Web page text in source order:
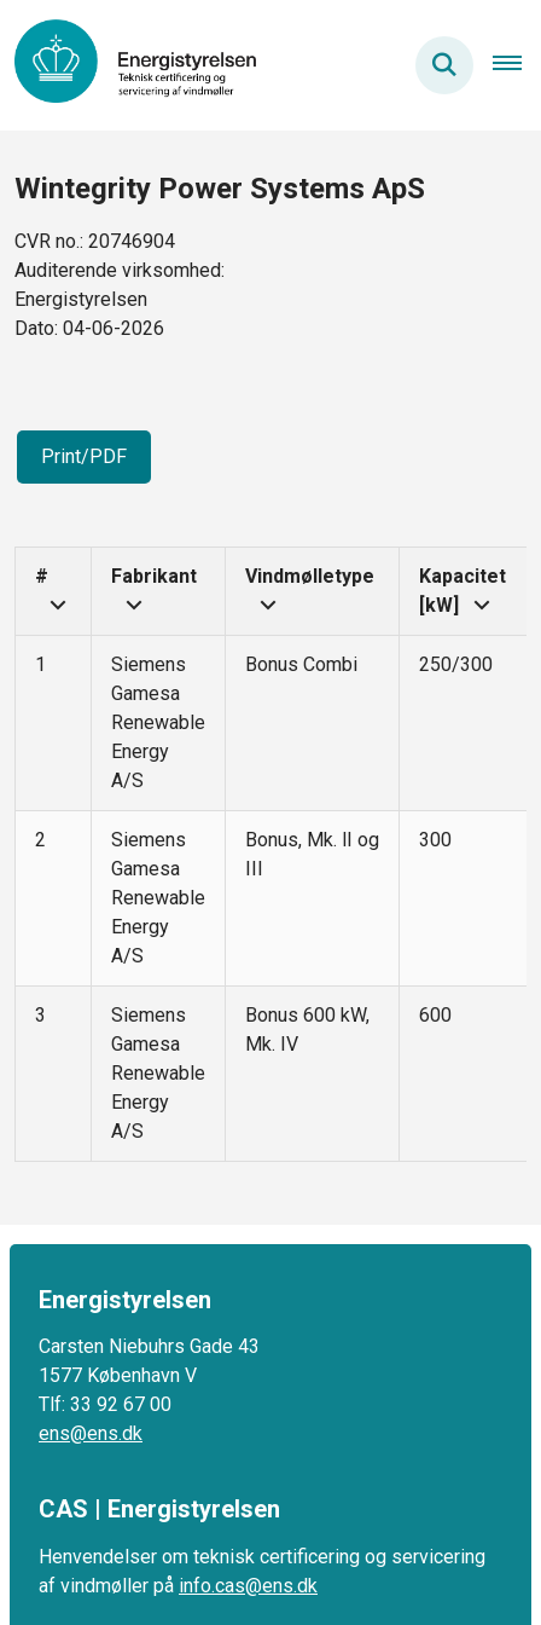
Wintegrity Power Systems ApS
CVR no.: 20746904
Auditerende virksomhed:
Energistyrelsen
Dato: 04-06-2026
Print/PDF
# Fabrikant Vindmølletype
Kapacitet
[kW]
1
Siemens
Gamesa
Renewable
Energy
A/S
Bonus Combi 250/300
2
Siemens
Gamesa
Renewable
Energy
A/S
Bonus, Mk. lI og
III
300
3
Siemens
Gamesa
Renewable
Energy
A/S
Bonus 600 kW,
Mk. IV
600
Energistyrelsen
Carsten Niebuhrs Gade 43
1577 København V
Tlf: 33 92 67 00
ens@ens.dk
CAS | Energistyrelsen
Henvendelser om teknisk cer­ti­fi­ce­ring og ser­vi­ce­ring
af vind­møl­ler på info.cas@ens.dk